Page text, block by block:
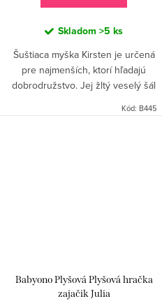
Skladom >5 ks
Šuštiaca myška Kirsten je určená
pre najmenších, ktorí hľadajú
dobrodružstvo. Jej žltý veselý šál
Kód: B445
Babyono Plyšová Plyšová hračka
zajačik Julia